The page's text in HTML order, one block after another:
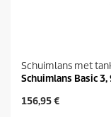
Schuimlans met
Schuimlans Basic
H
156,95 €